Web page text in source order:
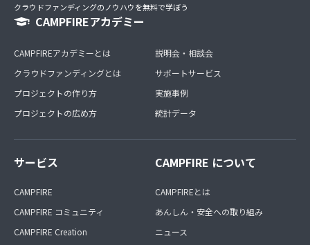
クラウドファンディングのノウハウを無料で学ぼう
CAMPFIREアカデミー
CAMPFIREアカデミーとは
クラウドファンディングとは
プロジェクトの作り方
プロジェクトの広め方
説明会・相談会
サポートサービス
実施事例
統計データ
サービス
CAMPFIRE
CAMPFIRE コミュニティ
CAMPFIRE Creation
CAMPFIRE について
CAMPFIREとは
あんしん・安全への取り組み
ニュース